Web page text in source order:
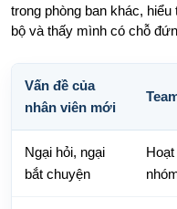
trong phòng ban khác,
bộ và thấy mình có chỗ
Vấn đề của
nhân viên mới
Ngại hỏi, ngại
bắt chuyện